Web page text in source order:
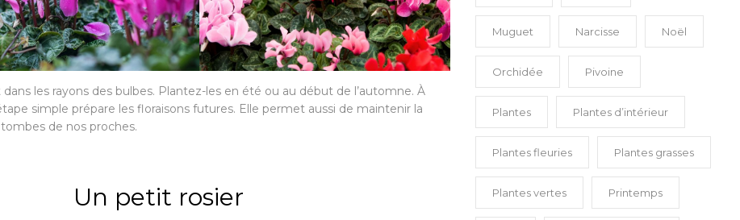
les rayons des bulbes. Plantez-les en été ou au début de l’automne. À
simple prépare les floraisons futures. Elle permet aussi de maintenir la
de nos proches.
Un petit rosier
Muguet Narcisse Noël
Orchidée Pivoine
Plantes Plantes d’intérieur
Plantes fleuries Plantes grasses
Plantes vertes Printemps